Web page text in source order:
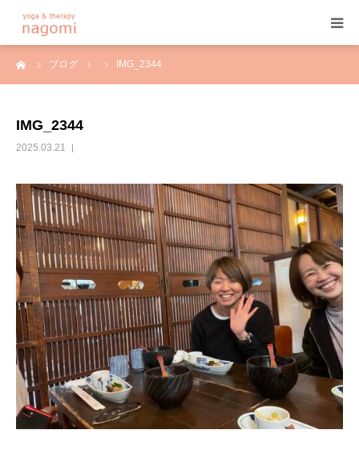
ブログ IMG_2344
IMG_2344
2025.03.21
HOME
ヨガセラピー
アーユルヴェーダ
プログラム&料金
ご予約
ブログ